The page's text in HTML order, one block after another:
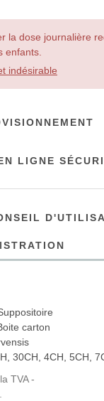
la dose journalière
enfants.
indésirable
LIGNE
carton
30CH, 4CH, 5CH,
TVA -